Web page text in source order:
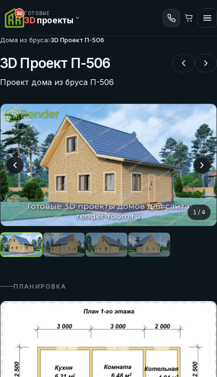
ГОТОВЫЕ
3Dпроекты
Дома из бруса›3D Проект П-506
3D Проект П-506
Проект дома из бруса П-506
1 / 4
ПЛАНИРОВКА